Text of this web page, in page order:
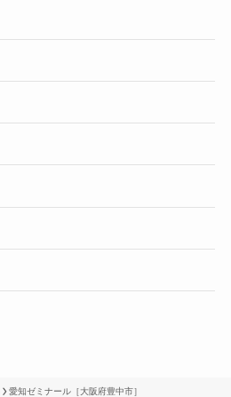
愛知ゼミナール［大阪府豊中市］